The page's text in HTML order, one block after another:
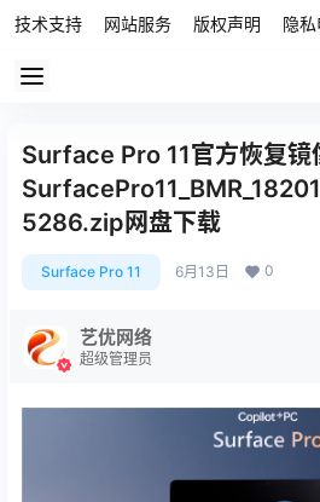
技术支持 网站服务 版权声明 隐
Surface Pro 11官方恢复
5286.zip网盘下载
Surface Pro 11 6月13日 0
艺优网络
超级管理员